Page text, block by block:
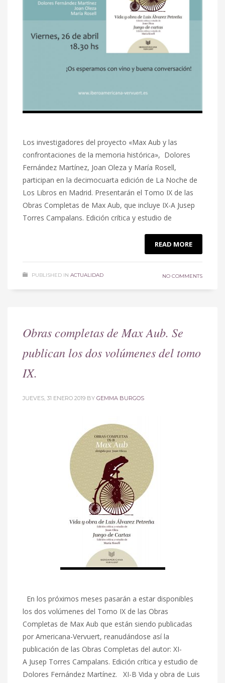
Los investigadores del proyecto «Max Aub y las
confrontaciones de la memoria histórica», Dolores
Fernández Martínez, Joan Oleza y María Rosell,
participan en la decimocuarta edición de La Noche de
Los Libros en Madrid. Presentarán el Tomo IX de las
Obras Completas de Max Aub, que incluye IX-A Jusep
Torres Campalans. Edición crítica y estudio de
READ MORE
PUBLISHED IN ACTUALIDAD NO COMMENTS
Obras completas de Max Aub. Se
publican los dos volúmenes del tomo
IX.
JUEVES, 31 ENERO 2019 BY GEMMA BURGOS
En los próximos meses pasarán a estar disponibles
los dos volúmenes del Tomo IX de las Obras
Completas de Max Aub que están siendo publicadas
por Americana-Vervuert, reanudándose así la
publicación de las Obras Completas del autor: XI-
A Jusep Torres Campalans. Edición crítica y estudio de
Dolores Fernández Martínez. XI-B Vida y obra de Luis